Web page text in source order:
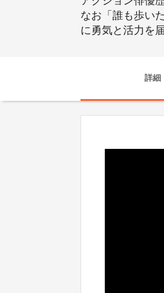
なお「誰も歩い
に勇気と活力を
詳細